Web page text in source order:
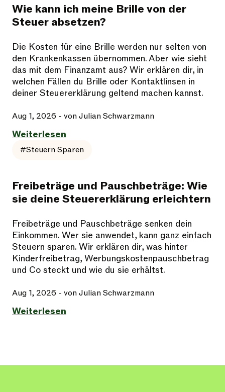
Wie kann ich meine Brille von der
Steuer absetzen?
Die Kosten für eine Brille werden nur selten von
den Krankenkassen übernommen. Aber wie sieht
das mit dem Finanzamt aus? Wir erklären dir, in
welchen Fällen du Brille oder Kontaktlinsen in
deiner Steuererklärung geltend machen kannst.
Aug 1, 2026 - von Julian Schwarzmann
Weiterlesen
#Steuern Sparen
Freibeträge und Pauschbeträge: Wie
sie deine Steuererklärung erleichtern
Freibeträge und Pauschbeträge senken dein
Einkommen. Wer sie anwendet, kann ganz einfach
Steuern sparen. Wir erklären dir, was hinter
Kinderfreibetrag, Werbungskostenpauschbetrag
und Co steckt und wie du sie erhältst.
Aug 1, 2026 - von Julian Schwarzmann
Weiterlesen